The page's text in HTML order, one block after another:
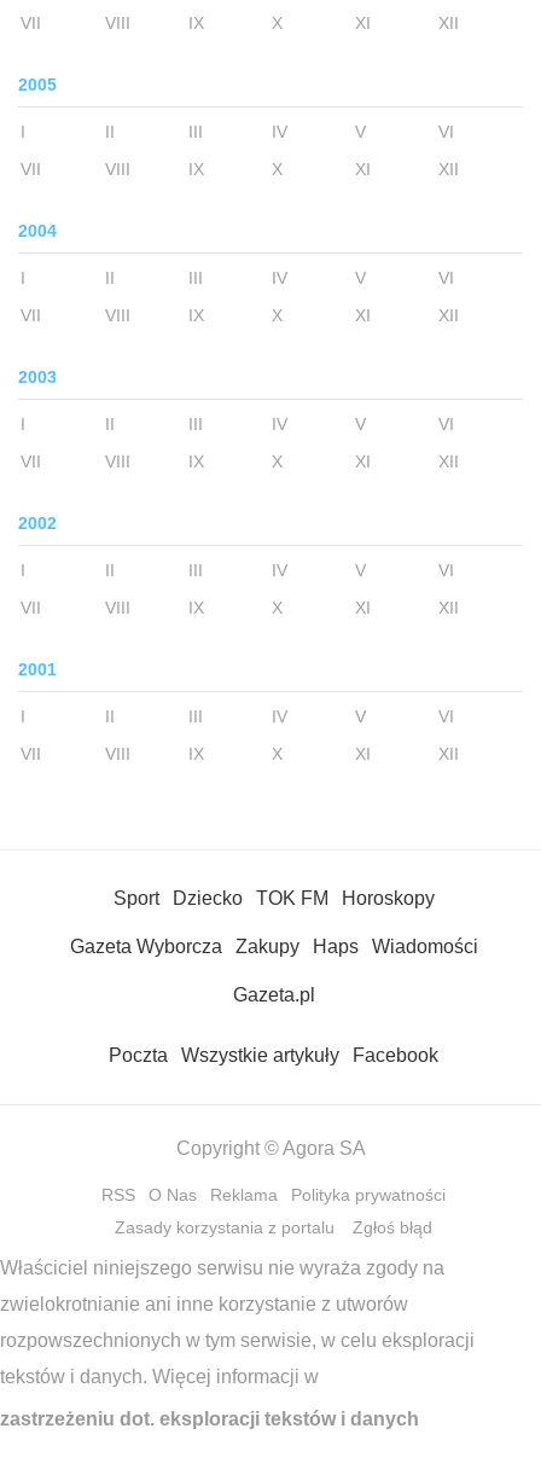
VII
VIII IX X XI XII
2005
I II III IV V
VI
VII
VIII IX X XI XII
2004
I II III IV V
VI
VII
VIII IX X XI XII
2003
I II III IV V
VI
VII
VIII IX X XI XII
2002
I II III IV V
VI
VII
VIII IX X XI XII
2001
I II III IV V
VI
VII
VIII IX X XI XII
Sport Dziecko TOK FM Horoskopy
Gazeta Wyborcza Zakupy Haps Wiadomości
Gazeta.pl
Poczta Wszystkie artykuły Facebook
Copyright © Agora SA
RSS O Nas Reklama
Polityka prywatności
Zasady korzystania z portalu
Zgłoś błąd
Właściciel niniejszego serwisu nie wyraża zgody na
zwielokrotnianie ani inne korzystanie z utworów
rozpowszechnionych w tym serwisie, w celu eksploracji
tekstów i danych. Więcej informacji w
zastrzeżeniu dot. eksploracji tekstów i danych